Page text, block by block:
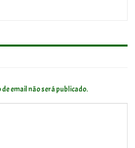
de email não será publicado.